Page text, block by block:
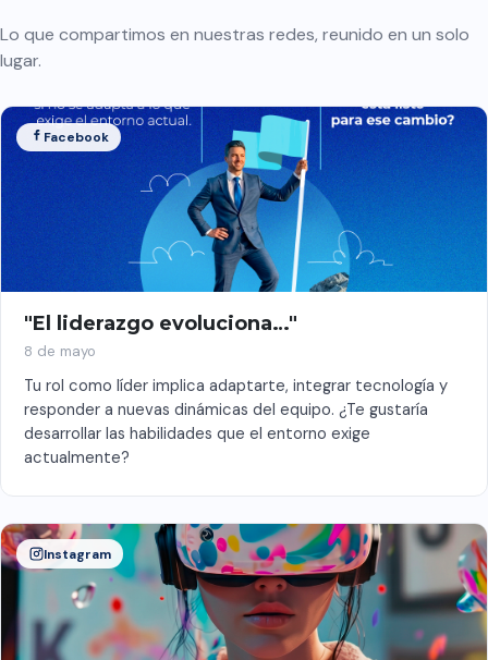
Lo que compartimos en nuestras redes, reunido en un solo
lugar.
Facebook
"El liderazgo evoluciona…"
8 de mayo
Tu rol como líder implica adaptarte, integrar tecnología y
responder a nuevas dinámicas del equipo. ¿Te gustaría
desarrollar las habilidades que el entorno exige
actualmente?
Instagram